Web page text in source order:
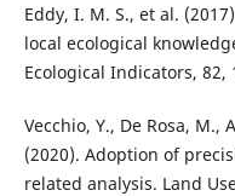
Eddy, I. M. S., et al.
local ecological
Ecological Indicators, 82,
Vecchio, Y., De Rosa, M.,
(2020). Adoption of
related analysis. Land